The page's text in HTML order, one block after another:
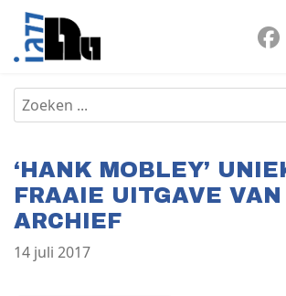
‘HANK MOBLEY’
FRAAIE UITGAVE
ARCHIEF
14 juli 2017